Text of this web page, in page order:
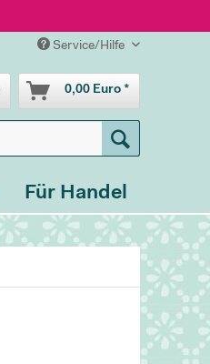
Service/Hilfe
0,00 Euro *
Für Handel